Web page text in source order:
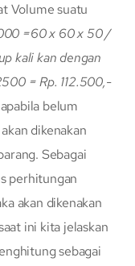
Volume suatu
=60 x 60 x 50 /
kali kan dengan
= Rp. 112.500,-
belum
dikenakan
Sebagai
perhitungan
akan dikenakan
ini kita jelaskan
sebagai